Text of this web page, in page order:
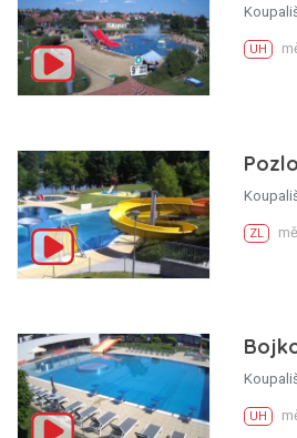
UH
ZL
UH